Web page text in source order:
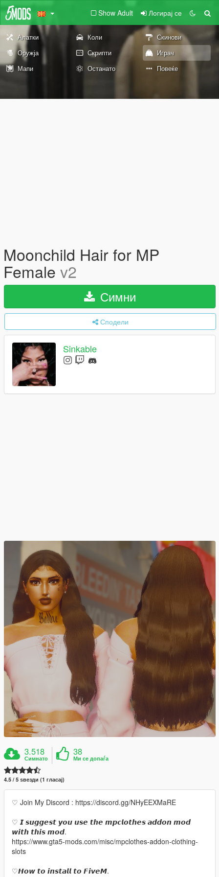
Show Adult Логирај се
Алатки Коли
Скинови
Оружја
Скрипти
Играч
Мапи
Останато Повеќе
Moonchild Hair for MP
Female v2
Симни
Сподели
Sinkable
3.518
Симнато
38
Ми се допаѓа
4.5 / 5 ѕвезди (1 гласај)
♡ Join My Discord : https://discord.gg/NHyEEXMaRE
♡ 𝙄 𝙨𝙪𝙜𝙜𝙚𝙨𝙩 𝙮𝙤𝙪 𝙪𝙨𝙚 𝙩𝙝𝙚 𝙢𝙥𝙘𝙡𝙤𝙩𝙝𝙚𝙨 𝙖𝙙𝙙𝙤𝙣 𝙢𝙤𝙙
𝙬𝙞𝙩𝙝 𝙩𝙝𝙞𝙨 𝙢𝙤𝙙.
https://www.gta5-mods.com/misc/mpclothes-addon-clothing-
slots
♡𝙃𝙤𝙬 𝙩𝙤 𝙞𝙣𝙨𝙩𝙖𝙡𝙡 𝙩𝙤 𝙁𝙞𝙫𝙚𝙈.